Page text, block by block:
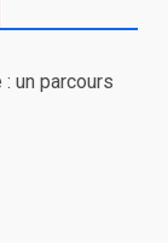
un parcours